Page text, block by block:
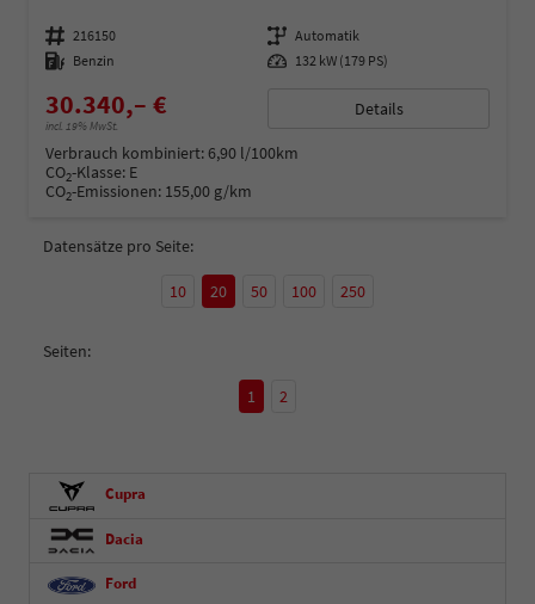
Fahrzeugnummer 216150 Getriebe Automatik
Kraftstoff Benzin Leistung 132 kW (179 PS)
30.340,– €
incl. 19% MwSt.
Details
Verbrauch kombiniert:6,90 l/100km
CO2-Klasse: E
CO2-Emissionen: 155,00 g/km
Datensätze pro Seite:
10 20 50 100 250
Seiten:
1 2
Cupra
Dacia
Ford